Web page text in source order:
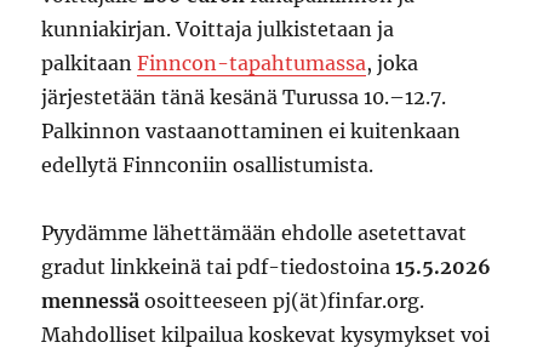
kunniakirjan. Voittaja julkistetaan ja
palkitaanFinncon-tapahtumassa, joka
järjestetään tänä kesänä Turussa 10.–12.7.
Palkinnon vastaanottaminen ei kuitenkaan
edellytä Finnconiin osallistumista.
Pyydämme lähettämään ehdolle asetettavat
gradut linkkeinä tai pdf-tiedostoina15.5.2026
mennessä osoitteeseen pj(ät)finfar.org.
Mahdolliset kilpailua koskevat kysymykset voi